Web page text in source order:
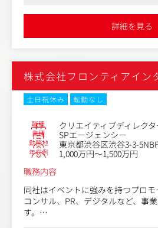
●コピーライティング、ライティング
少数精鋭の会社ですので業務内容
同社のスタイルとして、ときにク
わせながら案件の最上流の打合せ段
キャッチのみならずボディコピーが
インタビュー経験が豊富な方や、ペ
集・ライティング経験ある方は、そ
ただけます。
【具体的な稼働イメージ】
プロジェクトは基本的に1案件につ
b)ディレクター、AD/デザイナー、
●マスメディアン経由でのご入社実績も
不明点などあればご相談ください
詳細を見る
株式会社フロンティアイン
土日祝休み
転勤なし
職種 クリエイティブディレクタ
業種 SPエージェンシー
勤務地 東京都渋谷区渋谷3-3-
年収例
1,000万円～1,500万円
職務内容
同社はイベントに強みを持つプロモ
コンサル、PR、デジタルなど、事
す。